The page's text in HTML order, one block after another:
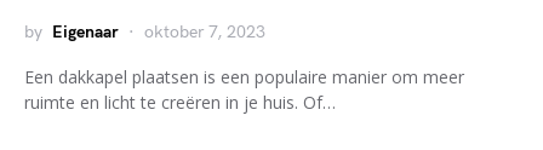
by Eigenaar oktober 7, 2023
Een dakkapel plaatsen is een populaire manier om meer
ruimte en licht te creëren in je huis. Of…